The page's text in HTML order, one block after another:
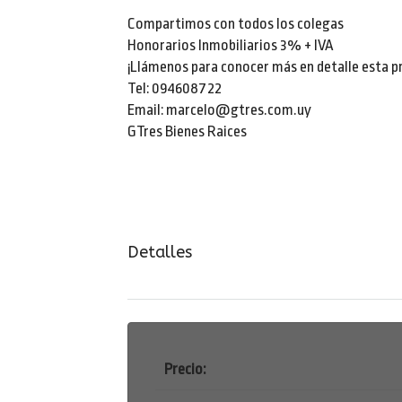
Compartimos con todos los colegas
Honorarios Inmobiliarios 3% + IVA
¡Llámenos para conocer más en detalle esta
Tel: 094608722
Email: marcelo@gtres.com.uy
GTres Bienes Raices
Detalles
Precio: